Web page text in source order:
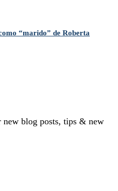
“marido” de Roberta
new blog posts, tips & new